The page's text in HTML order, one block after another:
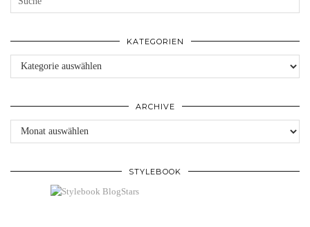
KATEGORIEN
Kategorien
ARCHIVE
Archive
STYLEBOOK